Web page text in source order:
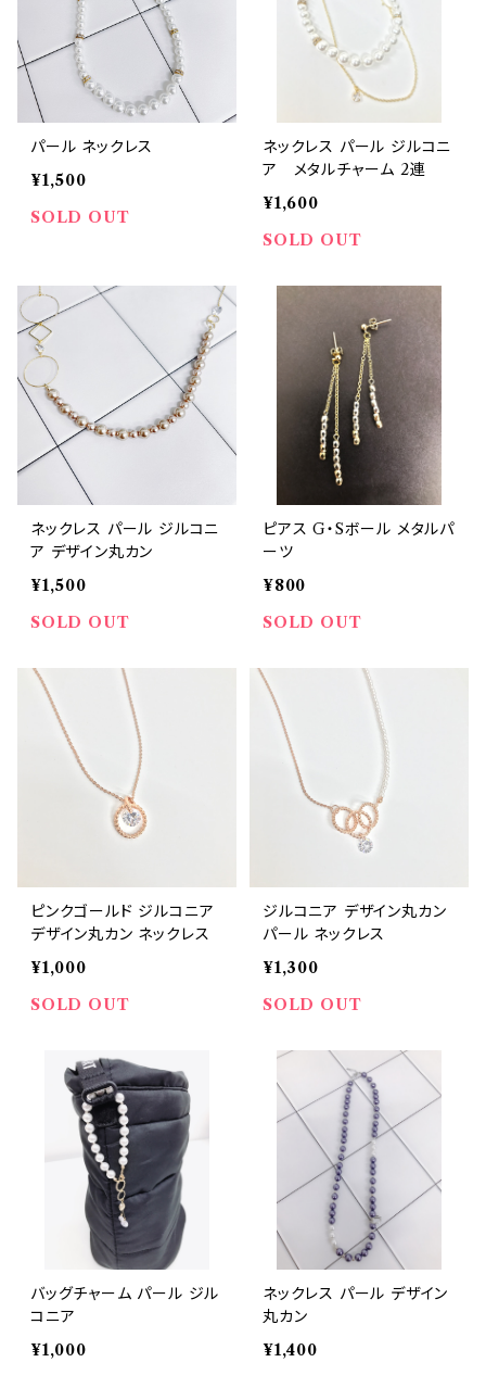
パール ネックレス
¥1,500
SOLD OUT
ネックレス パール ジルコニ
ア メタルチャーム 2連
¥1,600
SOLD OUT
ネックレス パール ジルコニ
ア デザイン丸カン
¥1,500
SOLD OUT
ピアス G・Sボール メタルパ
ーツ
¥800
SOLD OUT
ピンクゴールド ジルコニア
デザイン丸カン ネックレス
¥1,000
SOLD OUT
ジルコニア デザイン丸カン
パール ネックレス
¥1,300
SOLD OUT
バッグチャーム パール ジル
コニア
¥1,000
ネックレス パール デザイン
丸カン
¥1,400